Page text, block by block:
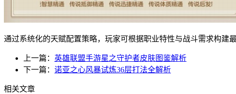
通过系统化的天赋配置策略，玩家可根据职业特性与战斗需求构建
上一篇： 英雄联盟手游星之守护者皮肤图鉴解析
下一篇： 诺亚之心风暴试炼36层打法全解析
相关文章